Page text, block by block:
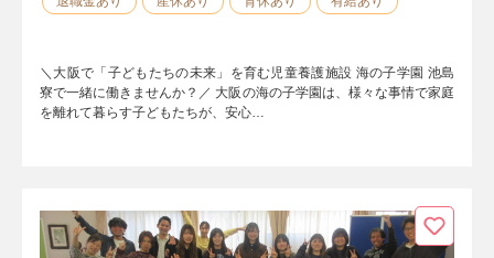
＼大阪で「子どもたちの未来」を育む児童養護施設 海の子学園 池島
寮で一緒に働きませんか？／ 大阪の海の子学園は、様々な事情で家庭
を離れて暮らす子どもたちが、安心…